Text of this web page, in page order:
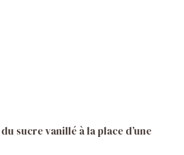
sucre vanillé à la place d’une